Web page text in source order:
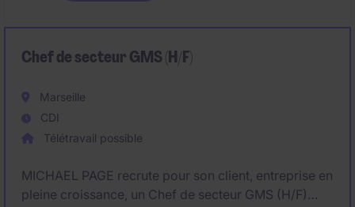
Chef de secteur GMS (H/F)
Marseille
CDI
Télétravail possible
MICHAEL PAGE recrute pour son client, entreprise en
pleine croissance, un Chef de secteur GMS (H/F)